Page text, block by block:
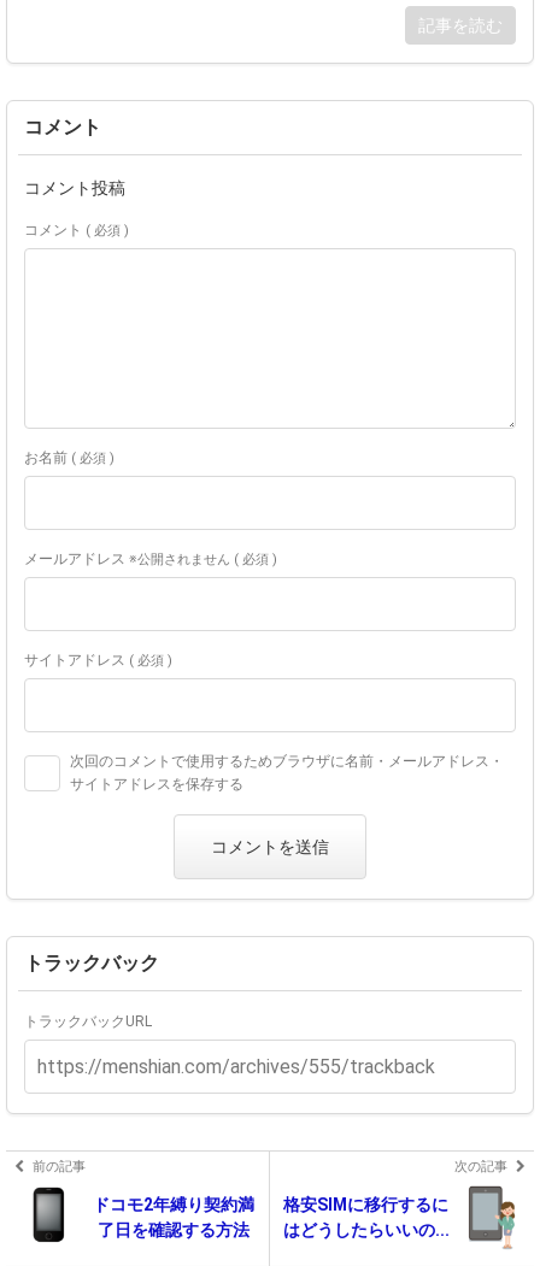
記事を読む
コメント
コメント投稿
コメント ( 必須 )
お名前 ( 必須 )
メールアドレス ※公開されません ( 必須 )
サイトアドレス ( 必須 )
次回のコメントで使用するためブラウザに名前・メールアドレス・
サイトアドレスを保存する
トラックバック
トラックバックURL
前の記事
ドコモ2年縛り契約満
了日を確認する方法
次の記事
格安SIMに移行するに
はどうしたらいいの...